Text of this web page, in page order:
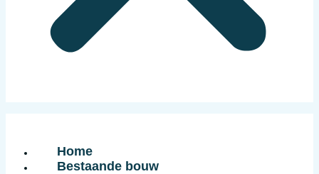
Home
Bestaande bouw